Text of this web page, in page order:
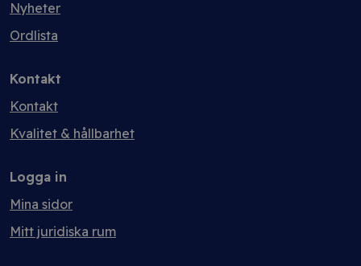
Nyheter
Ordlista
Kontakt
Kontakt
Kvalitet & hållbarhet
Logga in
Mina sidor
Mitt juridiska rum